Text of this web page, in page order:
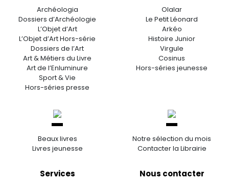
Archéologia
Dossiers d’Archéologie
L’Objet d’Art
L’Objet d’Art Hors-série
Dossiers de l’Art
Art & Métiers du Livre
Art de l’Enluminure
Sport & Vie
Hors-séries presse
Olalar
Le Petit Léonard
Arkéo
Histoire Junior
Virgule
Cosinus
Hors-séries jeunesse
Beaux livres
Livres jeunesse
Notre sélection du mois
Contacter la Librairie
Services Nous contacter